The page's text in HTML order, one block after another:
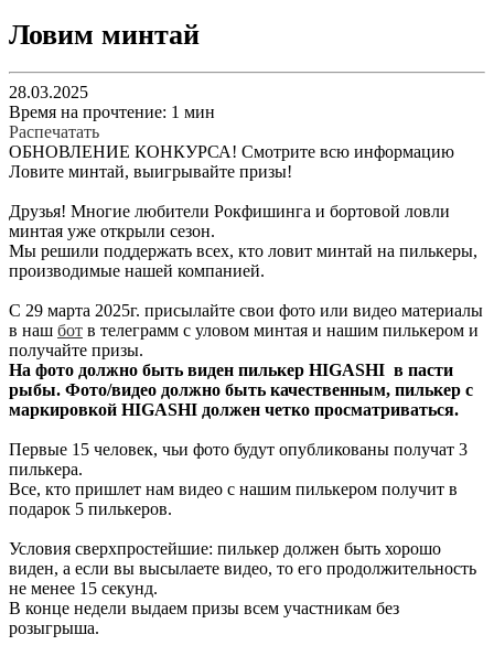
Ловим минтай
28.03.2025
Время на прочтение: 1 мин
Распечатать
ОБНОВЛЕНИЕ КОНКУРСА! Смотрите всю информацию
Ловите минтай, выигрывайте призы!
Друзья! Многие любители Рокфишинга и бортовой ловли
минтая уже открыли сезон.
Мы решили поддержать всех, кто ловит минтай на пилькеры,
производимые нашей компанией.
С 29 марта 2025г. присылайте свои фото или видео материалы
в наш бот в телеграмм с уловом минтая и нашим пилькером и
получайте призы.
На фото должно быть виден пилькер HIGASHI в пасти
рыбы. Фото/видео должно быть качественным, пилькер с
маркировкой HIGASHI должен четко просматриваться.
Первые 15 человек, чьи фото будут опубликованы получат 3
пилькера.
Все, кто пришлет нам видео с нашим пилькером получит в
подарок 5 пилькеров.
Условия сверхпростейшие: пилькер должен быть хорошо
виден, а если вы высылаете видео, то его продолжительность
не менее 15 секунд.
В конце недели выдаем призы всем участникам без
розыгрыша.